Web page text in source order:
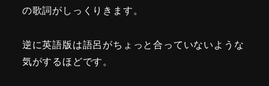
の歌詞がしっくりきます。
逆に英語版は語呂がちょっと合っていないような
気がするほどです。